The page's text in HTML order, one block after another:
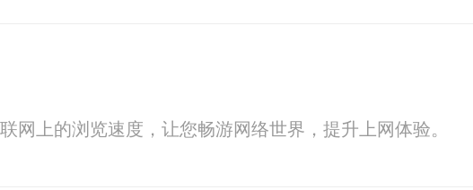
网上的浏览速度，让您畅游网络世界，提升上网体验。